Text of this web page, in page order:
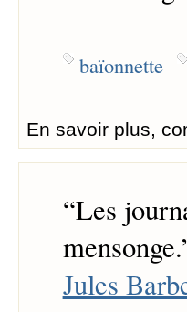
baïonnette
En savoir plus,
“Les
mensonge.
Jules